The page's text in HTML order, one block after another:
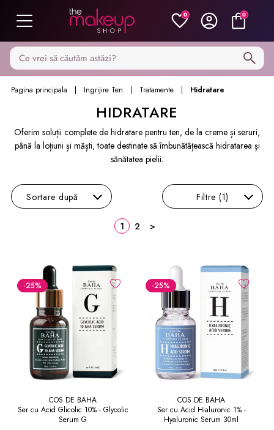
0 0
Caută pe MakeupShop
Pagina principala Ingrijire Ten Tratamente Hidratare
HIDRATARE
Oferim soluții complete de hidratare pentru ten, de la creme și seruri,
până la loțiuni și măști, toate destinate să îmbunătățească hidratarea și
sănătatea pielii.
Sortare după Filtre (1)
1 2 >
-25%
COS DE BAHA
Ser cu Acid Glicolic 10% - Glycolic
Serum G
-25%
COS DE BAHA
Ser cu Acid Hialuronic 1% -
Hyaluronic Serum 30ml